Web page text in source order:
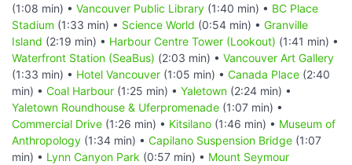
(1:08 min) • Vancouver Public Library (1:40 min) • BC Place
Stadium (1:33 min) • Science World (0:54 min) • Granville
Island (2:19 min) • Harbour Centre Tower (Lookout) (1:41 min) •
Waterfront Station (SeaBus) (2:03 min) • Vancouver Art Gallery
(1:33 min) • Hotel Vancouver (1:05 min) • Canada Place (2:40
min) • Coal Harbour (1:25 min) • Yaletown (2:24 min) •
Yaletown Roundhouse & Uferpromenade (1:07 min) •
Commercial Drive (1:26 min) • Kitsilano (1:46 min) • Museum of
Anthropology (1:34 min) • Capilano Suspension Bridge (1:07
min) • Lynn Canyon Park (0:57 min) • Mount Seymour